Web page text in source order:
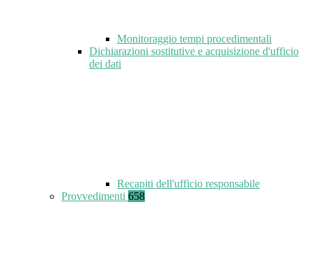
Monitoraggio tempi procedimentali
Dichiarazioni sostitutive e acquisizione d'ufficio
dei dati
Recapiti dell'ufficio responsabile
Provvedimenti 658